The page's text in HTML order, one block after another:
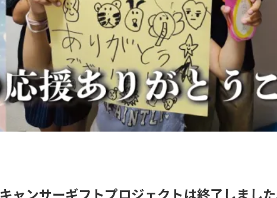
キャンサーギフトプロジェクトは終了しまし